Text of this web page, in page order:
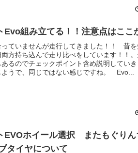
Evo組み立てる！！注意点はここ
っていませんが走行してきました！！ 昔
方持ち込んで走り比べをしています！！
るのでチェックポイント含め説明してい
ようで、同じではない感じですね。 Evo...
EVOホイール選択 またもぐりん
タイヤについて